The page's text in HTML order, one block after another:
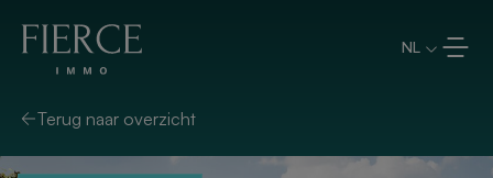
NL
Terug naar overzicht